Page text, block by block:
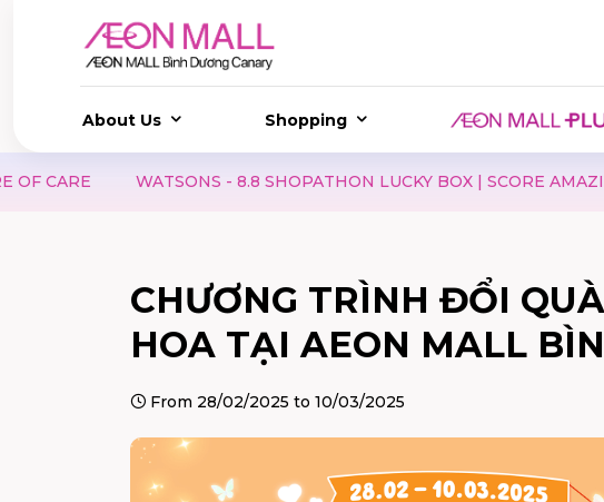
About Us Shopping
- 8.8 SHOPATHON LUCKY BOX | SCORE AMAZING DEALS, TRY
CHƯƠNG TRÌNH ĐỔI
HOA TẠI AEON MALL
From 28/02/2025 to 10/03/2025